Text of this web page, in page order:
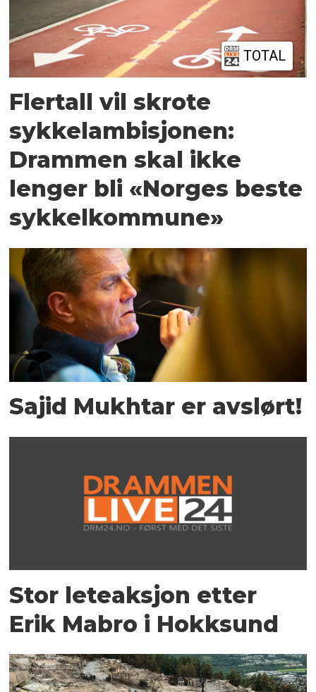
TOTAL
Flertall vil skrote
sykkelambisjonen:
Drammen skal ikke
lenger bli «Norges beste
sykkelkommune»
Sajid Mukhtar er avslørt!
Stor leteaksjon etter
Erik Mabro i Hokksund